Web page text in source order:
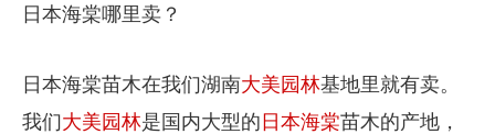
日本海棠哪里卖？
日本海棠苗木在我们湖南大美园林基地里就有卖。
我们大美园林是国内大型的 日本海棠苗木的产地，